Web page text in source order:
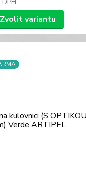
Zvolit variantu